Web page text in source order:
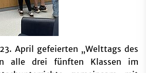
April gefeierten „Welttags des
alle drei fünften Klassen im